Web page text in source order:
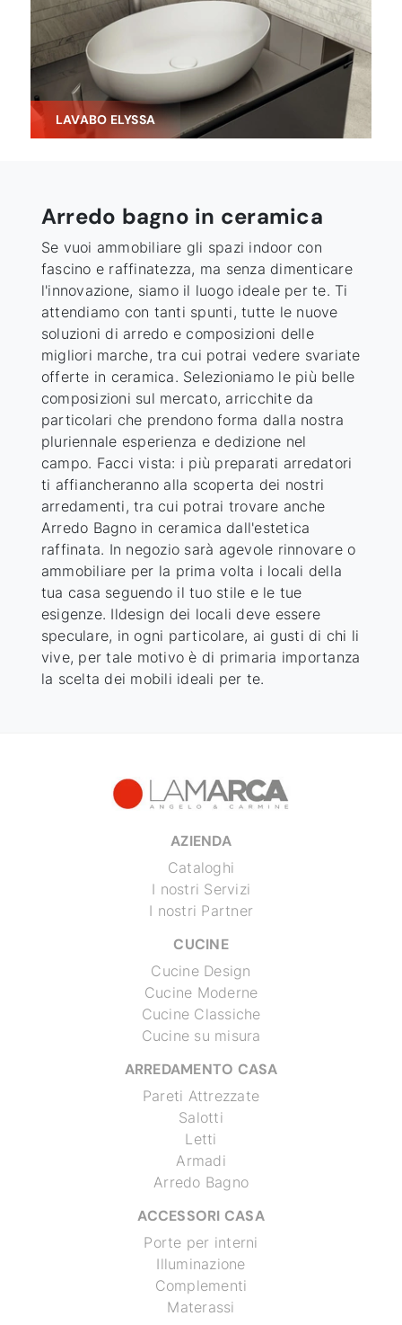
LAVABO ELYSSA
Arredo bagno in ceramica
Se vuoi ammobiliare gli spazi indoor con
fascino e raffinatezza, ma senza dimenticare
l'innovazione, siamo il luogo ideale per te. Ti
attendiamo con tanti spunti, tutte le nuove
soluzioni di arredo e composizioni delle
migliori marche, tra cui potrai vedere svariate
offerte in ceramica. Selezioniamo le più belle
composizioni sul mercato, arricchite da
particolari che prendono forma dalla nostra
pluriennale esperienza e dedizione nel
campo. Facci vista: i più preparati arredatori
ti affiancheranno alla scoperta dei nostri
arredamenti, tra cui potrai trovare anche
Arredo Bagno in ceramica dall'estetica
raffinata. In negozio sarà agevole rinnovare o
ammobiliare per la prima volta i locali della
tua casa seguendo il tuo stile e le tue
esigenze. Ildesign dei locali deve essere
speculare, in ogni particolare, ai gusti di chi li
vive, per tale motivo è di primaria importanza
la scelta dei mobili ideali per te.
AZIENDA
Cataloghi
I nostri Servizi
I nostri Partner
CUCINE
Cucine Design
Cucine Moderne
Cucine Classiche
Cucine su misura
ARREDAMENTO CASA
Pareti Attrezzate
Salotti
Letti
Armadi
Arredo Bagno
ACCESSORI CASA
Porte per interni
Illuminazione
Complementi
Materassi